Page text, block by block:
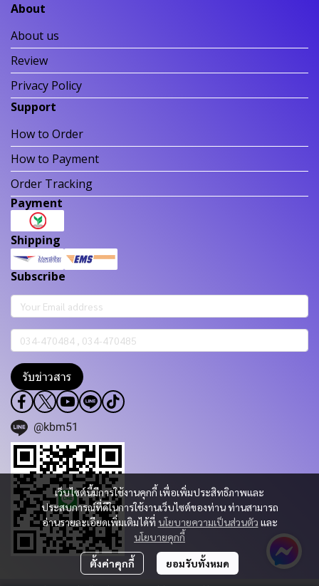
เว็บไซต์นี้มีการใช้งานคุกกี้ เพื่อเพิ่มประสิทธิภาพและ
ประสบการณ์ที่ดีในการใช้งานเว็บไซต์ของท่าน ท่านสามารถ
อ่านรายละเอียดเพิ่มเติมได้ที่ นโยบายความเป็นส่วนตัว และ
นโยบายคุกกี้
ตั้งค่าคุกกี้ ยอมรับทั้งหมด
About
About us
Review
Privacy Policy
Support
How to Order
How to Payment
Order Tracking
Payment
Shipping
Subscribe
รับข่าวสาร
@kbm51